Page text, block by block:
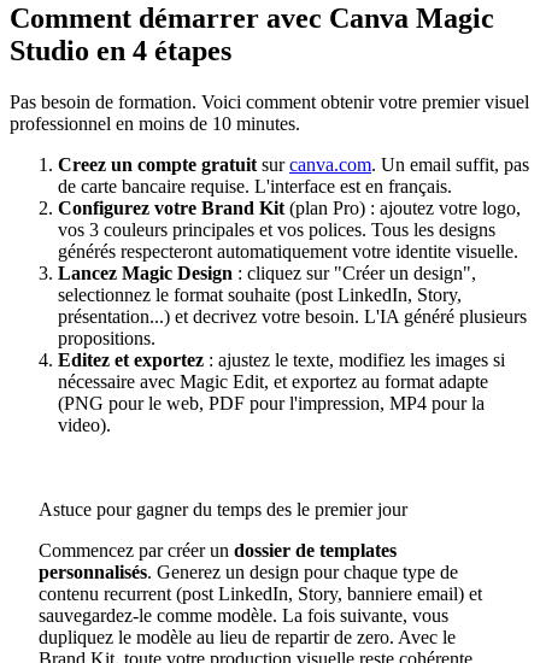
Comment démarrer avec Canva Magic
Studio en 4 étapes
Pas besoin de formation. Voici comment obtenir votre premier visuel
professionnel en moins de 10 minutes.
Creez un compte gratuit surcanva.com. Un email suffit, pas
de carte bancaire requise. L'interface est en français.
Configurez votre Brand Kit (plan Pro) : ajoutez votre logo,
vos 3 couleurs principales et vos polices. Tous les designs
générés respecteront automatiquement votre identite visuelle.
Lancez Magic Design : cliquez sur "Créer un design",
selectionnez le format souhaite (post LinkedIn, Story,
présentation...) et decrivez votre besoin. L'IA généré plusieurs
propositions.
Editez et exportez : ajustez le texte, modifiez les images si
nécessaire avec Magic Edit, et exportez au format adapte
(PNG pour le web, PDF pour l'impression, MP4 pour la
video).
Astuce pour gagner du temps des le premier jour
Commencez par créer un dossier de templates
personnalisés. Generez un design pour chaque type de
contenu recurrent (post LinkedIn, Story, banniere email) et
sauvegardez-le comme modèle. La fois suivante, vous
dupliquez le modèle au lieu de repartir de zero. Avec le
Brand Kit, toute votre production visuelle reste cohérente